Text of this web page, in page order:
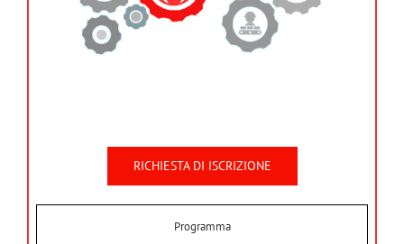
RICHIESTA DI ISCRIZIONE
Programma